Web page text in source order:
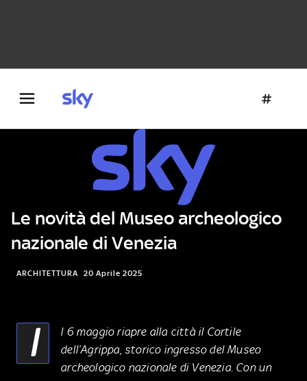
Le novità del Museo archeologico
nazionale di Venezia
ARCHITETTURA 20 Aprile 2025
I
l 6 maggio riapre alla città il Cortile
dell’Agrippa, storico ingresso del Museo
archeologico nazionale di Venezia. Con un